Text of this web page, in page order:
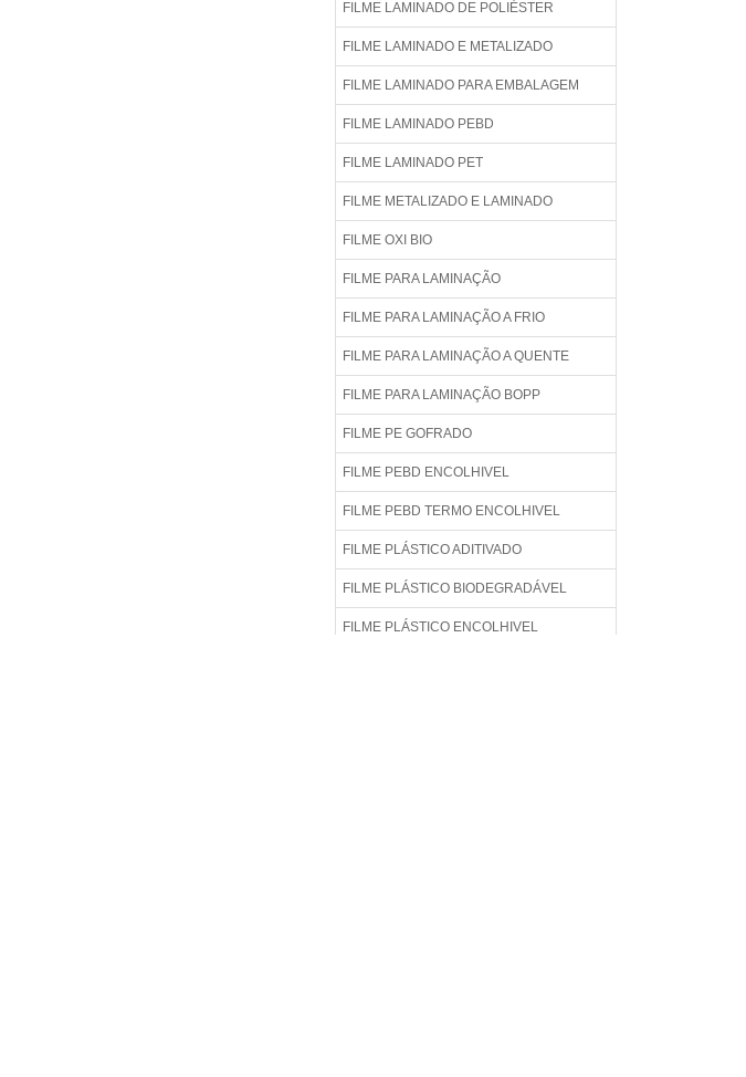
FILME LAMINADO DE POLIÉSTER
FILME LAMINADO E METALIZADO
FILME LAMINADO PARA EMBALAGEM
FILME LAMINADO PEBD
FILME LAMINADO PET
FILME METALIZADO E LAMINADO
FILME OXI BIO
FILME PARA LAMINAÇÃO
FILME PARA LAMINAÇÃO A FRIO
FILME PARA LAMINAÇÃO A QUENTE
FILME PARA LAMINAÇÃO BOPP
FILME PE GOFRADO
FILME PEBD ENCOLHIVEL
FILME PEBD TERMO ENCOLHIVEL
FILME PLÁSTICO ADITIVADO
FILME PLÁSTICO BIODEGRADÁVEL
FILME PLÁSTICO ENCOLHIVEL